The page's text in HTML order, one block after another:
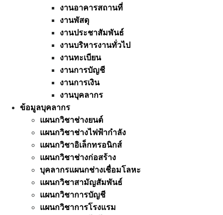
งานอาคารสถานที่
งานพัสดุ
งานประชาสัมพันธ์
งานบริหารงานทั่วไป
งานทะเบียน
งานการบัญชี
งานการเงิน
งานบุคลากร
ข้อมูลบุคลากร
แผนกวิชาช่างยนต์
แผนกวิชาช่างไฟฟ้ากำลัง
แผนกวิชาอิเล็กทรอนิกส์
แผนกวิชาช่างก่อสร้าง
บุคลากรแผนกช่างเชื่อมโลหะ
แผนกวิชาสามัญสัมพันธ์
แผนกวิชาการบัญชี
แผนกวิชาการโรงแรม